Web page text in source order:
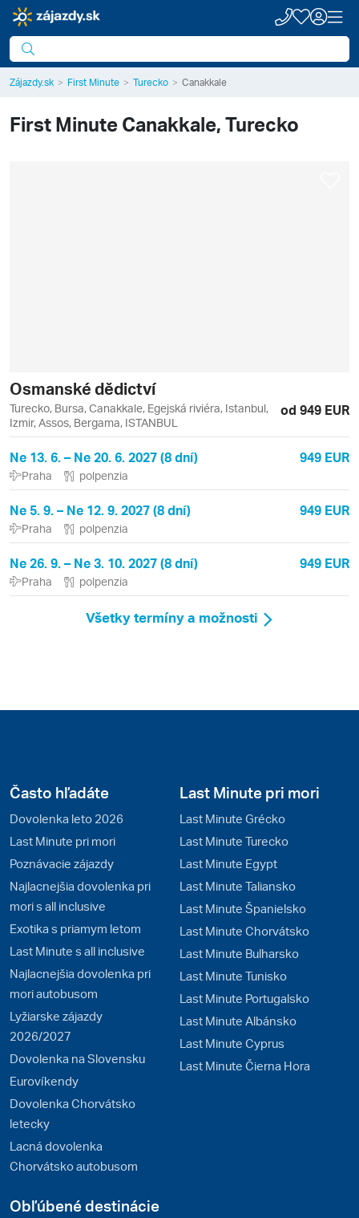
Zájazdy.sk First Minute Turecko Canakkale
First MinuteCanakkale, Turecko
Osmanské dědictví
Turecko, Bursa, Canakkale, Egejská riviéra, Istanbul,
Izmir, Assos, Bergama, ISTANBUL
od 949 EUR
Ne 13. 6. – Ne 20. 6. 2027 (8 dní) 949 EUR
Praha polpenzia
Ne 5. 9. – Ne 12. 9. 2027 (8 dní) 949 EUR
Praha polpenzia
Ne 26. 9. – Ne 3. 10. 2027 (8 dní) 949 EUR
Praha polpenzia
Všetky termíny a možnosti
Často hľadáte
Dovolenka leto 2026
Last Minute pri mori
Poznávacie zájazdy
Najlacnejšia dovolenka pri
mori s all inclusive
Exotika s priamym letom
Last Minute s all inclusive
Najlacnejšia dovolenka pri
mori autobusom
Lyžiarske zájazdy
2026/2027
Dovolenka na Slovensku
Eurovíkendy
Dovolenka Chorvátsko
letecky
Lacná dovolenka
Chorvátsko autobusom
Last Minute pri mori
Last Minute Grécko
Last Minute Turecko
Last Minute Egypt
Last Minute Taliansko
Last Minute Španielsko
Last Minute Chorvátsko
Last Minute Bulharsko
Last Minute Tunisko
Last Minute Portugalsko
Last Minute Albánsko
Last Minute Cyprus
Last Minute Čierna Hora
Obľúbené destinácie